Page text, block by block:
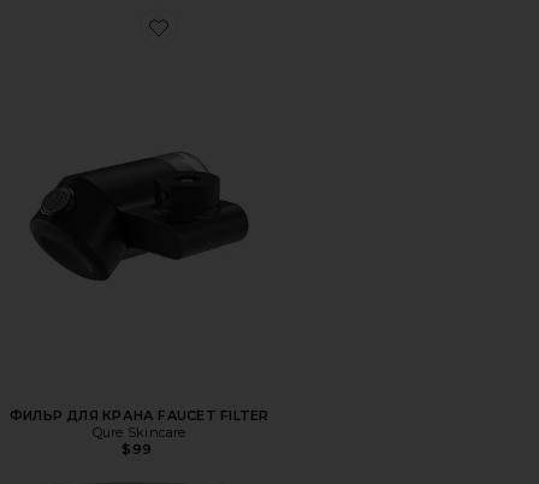
Favorite ФИЛЬР ДЛЯ КРАНА FAUCET FILTER
ФИЛЬР ДЛЯ КРАНА FAUCET FILTER
Qure Skincare
$99